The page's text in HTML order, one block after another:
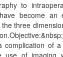
to
become an
three
complication of
use of imaging